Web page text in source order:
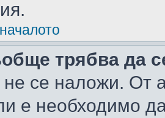
трябва да
се наложи. От
е необходимо